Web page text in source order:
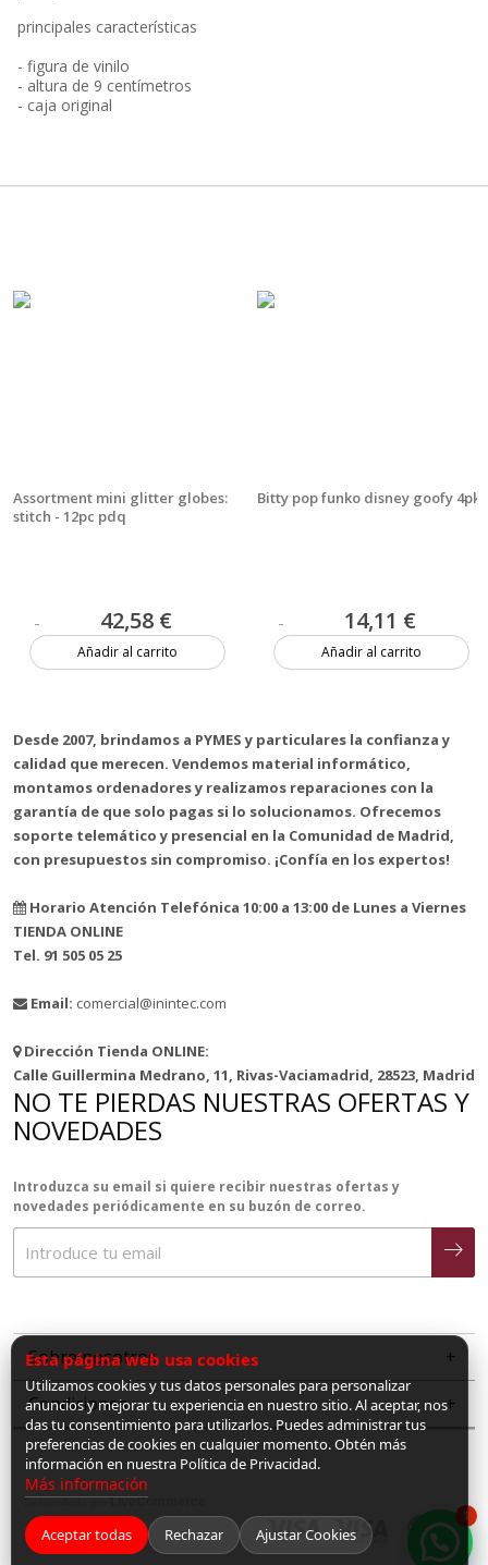
principales características
- figura de vinilo
- altura de 9 centímetros
- caja original
Assortment mini glitter globes:
stitch - 12pc pdq
42,58 €
Añadir al carrito
Bitty pop funko disney goofy 4pk
14,11 €
Añadir al carrito
Desde 2007, brindamos a PYMES y particulares la confianza y
calidad que merecen. Vendemos material informático,
montamos ordenadores y realizamos reparaciones con la
garantía de que solo pagas si lo solucionamos. Ofrecemos
soporte telemático y presencial en la Comunidad de Madrid,
con presupuestos sin compromiso. ¡Confía en los expertos!
Horario Atención Telefónica 10:00 a 13:00 de Lunes a Viernes
TIENDA ONLINE
Tel. 91 505 05 25
Email: comercial@inintec.com
Dirección Tienda ONLINE:
Calle Guillermina Medrano, 11, Rivas-Vaciamadrid, 28523, Madrid
NO TE PIERDAS NUESTRAS OFERTAS Y
NOVEDADES
Introduzca su email si quiere recibir nuestras ofertas y
novedades periódicamente en su buzón de correo.
Sobre nosotros
Condiciones
LiveCommerce
1
Esta página web usa cookies
Utilizamos cookies y tus datos personales para personalizar
anuncios y mejorar tu experiencia en nuestro sitio. Al aceptar, nos
das tu consentimiento para utilizarlos. Puedes administrar tus
preferencias de cookies en cualquier momento. Obtén más
información en nuestra Política de Privacidad.
Más información
Aceptar todas Rechazar Ajustar Cookies